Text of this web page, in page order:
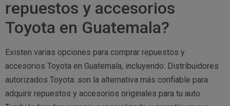
repuestos y accesorios
Toyota en Guatemala?
Existen varias opciones para comprar repuestos y
accesorios Toyota en Guatemala, incluyendo: Distribuidores
autorizados Toyota: son la alternativa más confiable para
adquirir repuestos y accesorios originales para tu auto.